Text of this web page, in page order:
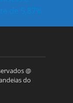
de 5,87%
@
do